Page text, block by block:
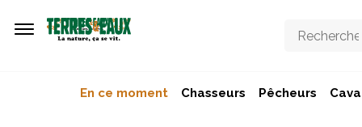
En ce moment Chasseurs Pêcheurs